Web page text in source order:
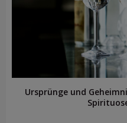
Ursprünge und